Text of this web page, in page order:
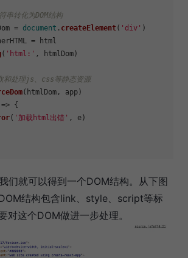
转化为DOM结构
= document . createElement( 'div' )
= html
( 'html:' , htmlDom)
处理js、css等静态资源
(htmlDom, app)
{
( '加载html出错' , e)
们就可以得到一个DOM结构。从下图
结构包含link、style、script等标
对这个DOM做进一步处理。